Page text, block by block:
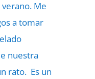
Me
a tomar
nuestra
rato. Es un